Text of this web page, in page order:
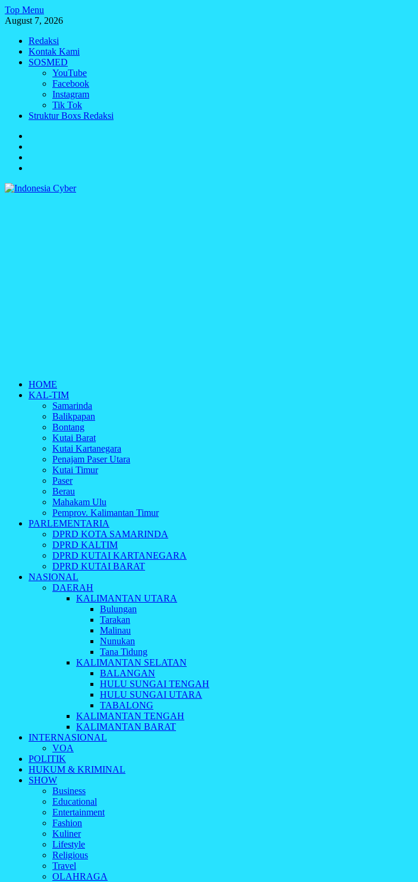
Skip
to
Top Menu
August 7, 2026
Redaksi
Kontak Kami
SOSMED
YouTube
Facebook
Instagram
Tik Tok
Struktur Boxs Redaksi
Redaksi
HOME
KAL-TIM
Samarinda
Balikpapan
Bontang
Kutai Barat
Kutai Kartanegara
Penajam Paser Utara
Kutai Timur
Paser
Berau
Mahakam Ulu
Pemprov. Kalimantan Timur
PARLEMENTARIA
DPRD KOTA SAMARINDA
DPRD KALTIM
DPRD KUTAI KARTANEGARA
DPRD KUTAI BARAT
NASIONAL
DAERAH
KALIMANTAN UTARA
Bulungan
Tarakan
Malinau
Nunukan
Tana Tidung
KALIMANTAN SELATAN
BALANGAN
HULU SUNGAI TENGAH
HULU SUNGAI UTARA
TABALONG
KALIMANTAN TENGAH
KALIMANTAN BARAT
INTERNASIONAL
VOA
POLITIK
HUKUM & KRIMINAL
SHOW
Business
Educational
Entertainment
Fashion
Kuliner
Lifestyle
Religious
Travel
OLAHRAGA